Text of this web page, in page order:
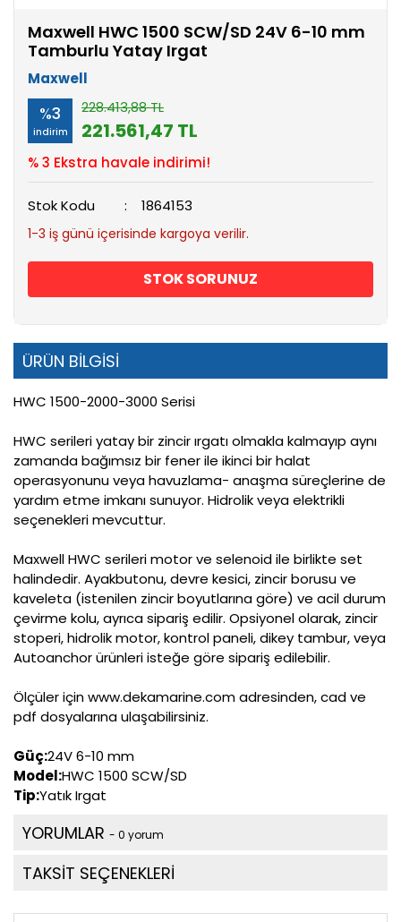
Maxwell HWC 1500 SCW/SD 24V 6-10 mm
Tamburlu Yatay Irgat
Maxwell
%3
indirim
228.413,88 TL
221.561,47 TL
% 3 Ekstra havale indirimi!
Stok Kodu 1864153
1-3 iş günü içerisinde kargoya verilir.
STOK SORUNUZ
ÜRÜN BİLGİSİ
HWC 1500-2000-3000 Serisi
HWC serileri yatay bir zincir ırgatı olmakla kalmayıp aynı
zamanda bağımsız bir fener ile ikinci bir halat
operasyonunu veya havuzlama- anaşma süreçlerine de
yardım etme imkanı sunuyor. Hidrolik veya elektrikli
seçenekleri mevcuttur.
Maxwell HWC serileri motor ve selenoid ile birlikte set
halindedir. Ayakbutonu, devre kesici, zincir borusu ve
kaveleta (istenilen zincir boyutlarına göre) ve acil durum
çevirme kolu, ayrıca sipariş edilir. Opsiyonel olarak, zincir
stoperi, hidrolik motor, kontrol paneli, dikey tambur, veya
Autoanchor ürünleri isteğe göre sipariş edilebilir.
Ölçüler için www.dekamarine.com adresinden, cad ve
pdf dosyalarına ulaşabilirsiniz.
Güç:24V 6-10 mm
Model:HWC 1500 SCW/SD
Tip:Yatık Irgat
YORUMLAR - 0 yorum
TAKSİT SEÇENEKLERİ